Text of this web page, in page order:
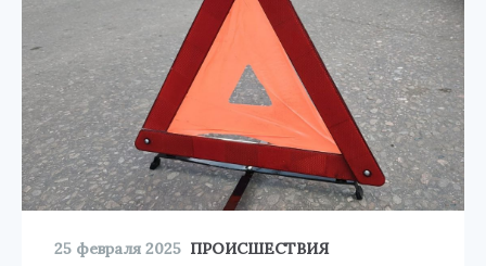
25 февраля 2025 ПРОИСШЕСТВИЯ